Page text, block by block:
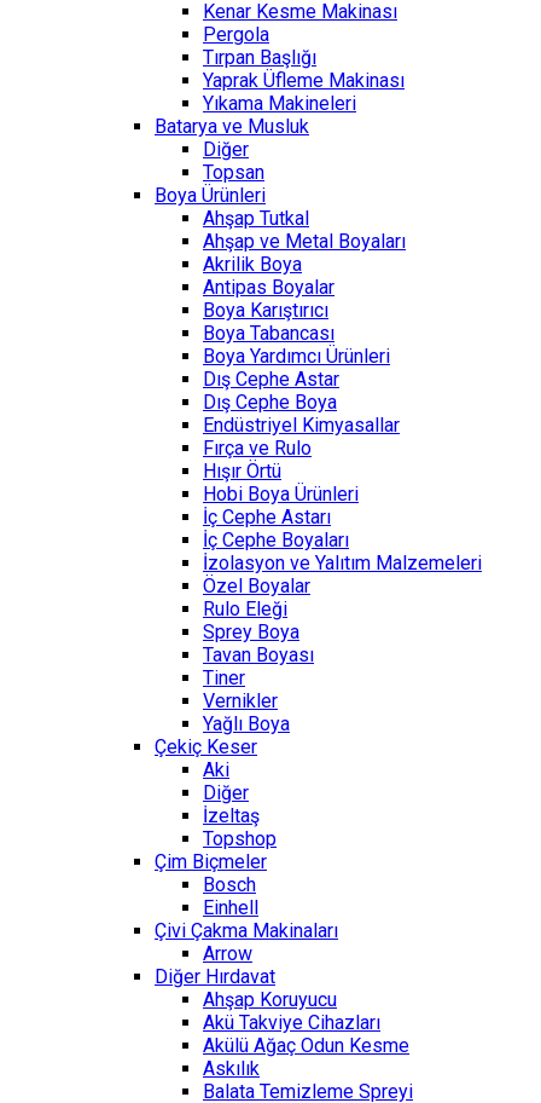
Kenar Kesme Makinası
Pergola
Tırpan Başlığı
Yaprak Üfleme Makinası
Yıkama Makineleri
Batarya ve Musluk
Diğer
Topsan
Boya Ürünleri
Ahşap Tutkal
Ahşap ve Metal Boyaları
Akrilik Boya
Antipas Boyalar
Boya Karıştırıcı
Boya Tabancası
Boya Yardımcı Ürünleri
Dış Cephe Astar
Dış Cephe Boya
Endüstriyel Kimyasallar
Fırça ve Rulo
Hışır Örtü
Hobi Boya Ürünleri
İç Cephe Astarı
İç Cephe Boyaları
İzolasyon ve Yalıtım Malzemeleri
Özel Boyalar
Rulo Eleği
Sprey Boya
Tavan Boyası
Tiner
Vernikler
Yağlı Boya
Çekiç Keser
Aki
Diğer
İzeltaş
Topshop
Çim Biçmeler
Bosch
Einhell
Çivi Çakma Makinaları
Arrow
Diğer Hırdavat
Ahşap Koruyucu
Akü Takviye Cihazları
Akülü Ağaç Odun Kesme
Askılık
Balata Temizleme Spreyi